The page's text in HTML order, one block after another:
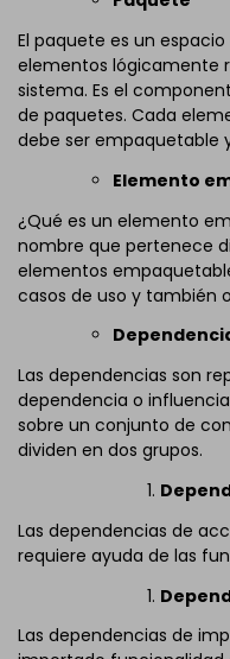
El paquete es un
elementos lógicamente
sistema. Es el
de paquetes. Cada
debe ser empaquetable
Elemento
¿Qué es un elemento
nombre que pertenece
elementos
casos de uso y también
Las dependencias son
dependencia o
sobre un conjunto de
dividen en dos grupos.
Las dependencias de
requiere ayuda de las
Las dependencias de